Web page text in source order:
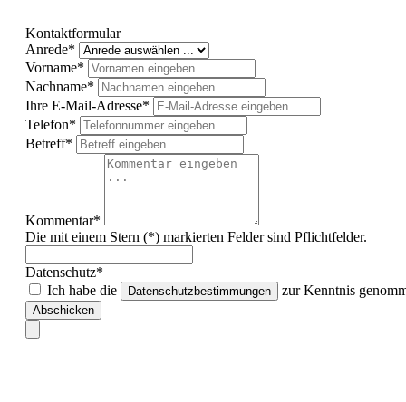
Kontaktformular
Anrede*
Vorname*
Nachname*
Ihre E-Mail-Adresse*
Telefon*
Betreff*
Kommentar*
Die mit einem Stern (*) markierten Felder sind Pflichtfelder.
Datenschutz*
Ich habe die
Datenschutzbestimmungen zur Kenntnis
Abschicken